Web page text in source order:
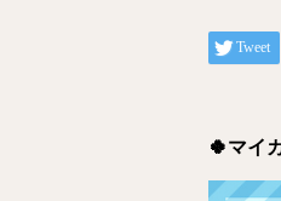
Tweet
🍀マイ